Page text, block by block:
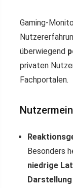
Gaming-
überwiegend
privaten
Fachportalen.
Besonders
niedrige
Darstellung